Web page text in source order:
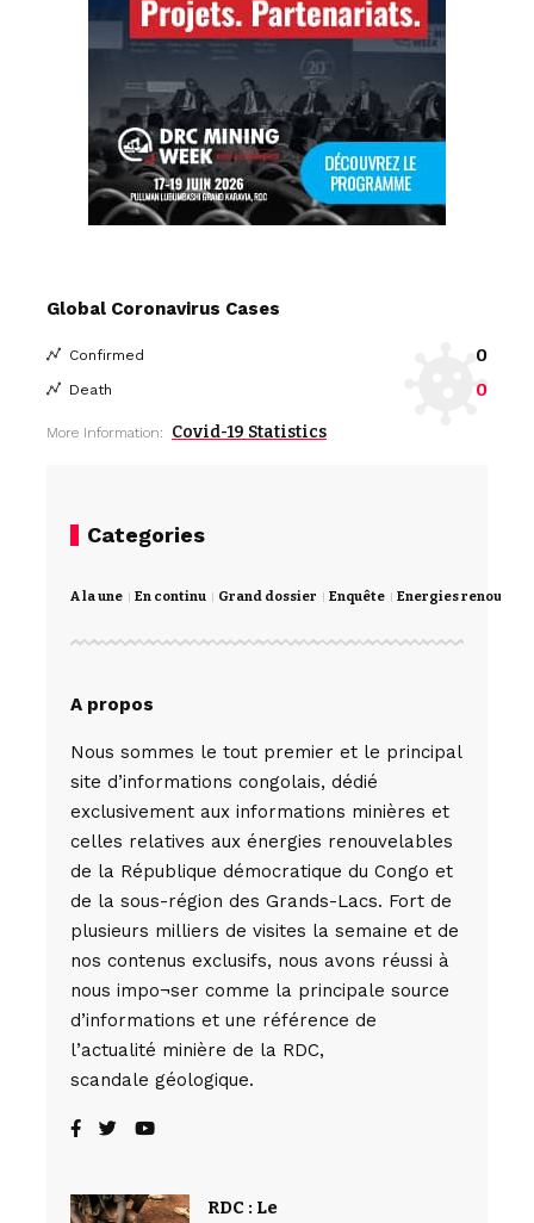
Global Coronavirus Cases
Confirmed 0
Death 0
More Information: Covid-19 Statistics
Categories
A la une En continu Grand dossier Enquête Energies
A propos
Nous sommes le tout premier et le principal
site d’informations congolais, dédié
exclusivement aux informations minières et
celles relatives aux énergies renouvelables
de la République démocratique du Congo et
de la sous-région des Grands-Lacs. Fort de
plusieurs milliers de visites la semaine et de
nos contenus exclusifs, nous avons réussi à
nous impo¬ser comme la principale source
d’informations et une référence de
l’actualité minière de la RDC,
scandale géologique.
RDC : Le